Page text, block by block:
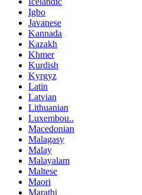
Igbo
Javanese
Kannada
Kazakh
Khmer
Kurdish
Kyrgyz
Latin
Latvian
Lithuanian
Luxembou..
Macedonian
Malagasy
Malay
Malayalam
Maltese
Maori
Marathi